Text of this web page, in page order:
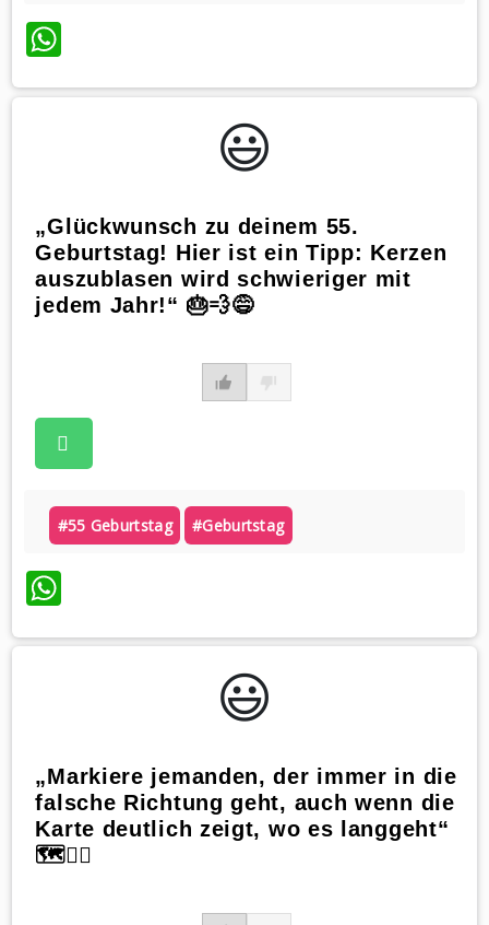
WhatsApp
😃️
„Glückwunsch zu deinem 55.
Geburtstag! Hier ist ein Tipp: Kerzen
auszublasen wird schwieriger mit
jedem Jahr!“ 🎂💨😅
#55 Geburtstag #geburtstag
WhatsApp
😃️
„Markiere jemanden, der immer in die
falsche Richtung geht, auch wenn die
Karte deutlich zeigt, wo es langgeht“
🗺️🚶‍♀️